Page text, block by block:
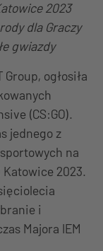
2023
dla Graczy
gwiazdy
ogłosiła
(CS:GO).
jednego z
na
2023.
i
Majora IEM